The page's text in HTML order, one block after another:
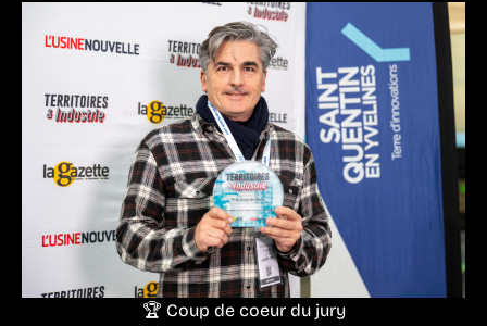
🏆 Coup de coeur du jury